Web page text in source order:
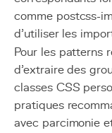
comme postcss-
d'utiliser les
Pour les patterns
d'extraire des
classes CSS
pratiques
avec parcimonie